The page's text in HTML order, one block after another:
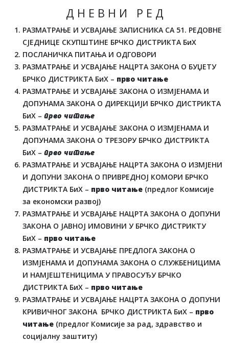
Д Н Е В Н И Р Е Д
РАЗМАТРАЊЕ И УСВАЈАЊЕ ЗАПИСНИКА СА 51. РЕДОВНЕ
СЈЕДНИЦЕ СКУПШТИНЕ БРЧКО ДИСТРИКТА БиХ
ПОСЛАНИЧКА ПИТАЊА И ОДГОВОРИ
РАЗМАТРАЊЕ И УСВАЈАЊЕ НАЦРТА ЗАКОНА О БУЏЕТУ
БРЧКО ДИСТРИКТА БиХ – прво читање
РАЗМАТРАЊЕ И УСВАЈАЊЕ ЗАКОНА О ИЗМЈЕНАМА И
ДОПУНАМА ЗАКОНА О ДИРЕКЦИЈИ БРЧКО ДИСТРИКТА
БиХ – прво читање
РАЗМАТРАЊЕ И УСВАЈАЊЕ ЗАКОНА О ИЗМЈЕНАМА И
ДОПУНАМА ЗАКОНА О ТРЕЗОРУ БРЧКО ДИСТРИКТА
БиХ – прво читање
РАЗМАТРАЊЕ И УСВАЈАЊЕ НАЦРТА ЗАКОНА О ИЗМЈЕНИ
И ДОПУНИ ЗАКОНА О ПРИВРЕДНОЈ КОМОРИ БРЧКО
ДИСТРИКТА БиХ – прво читање (предлог Комисије
за економски развој)
РАЗМАТРАЊЕ И УСВАЈАЊЕ НАЦРТА ЗАКОНА О ДОПУНИ
ЗАКОНА О ЈАВНОЈ ИМОВИНИ У БРЧКО ДИСТРИКТУ
БиХ – прво читање
РАЗМАТРАЊЕ И УСВАЈАЊЕ ПРЕДЛОГА ЗАКОНА О
ИЗМЈЕНАМА И ДОПУНАМА ЗАКОНА О СЛУЖБЕНИЦИМА
И НАМЈЕШТЕНИЦИМА У ПРАВОСУЂУ БРЧКО
ДИСТРИКТА БиХ – прво читање
РАЗМАТРАЊЕ И УСВАЈАЊЕ НАЦРТА ЗАКОНА О ДОПУНИ
КРИВИЧНОГ ЗАКОНА БРЧКО ДИСТРИКТА БиХ – прво
читање (предлог Комисије за рад, здравство и
социјалну заштиту)